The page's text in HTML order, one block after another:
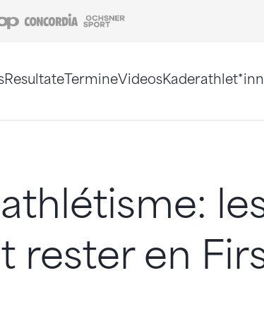
Coop Concordia
ResultateTermineVideos
rester en